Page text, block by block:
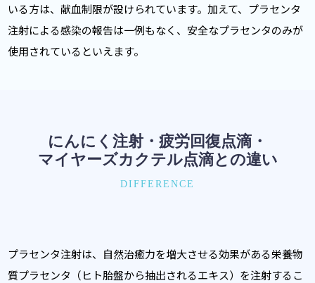
いる方は、献血制限が設けられています。加えて、プラセンタ
注射による感染の報告は一例もなく、安全なプラセンタのみが
使用されているといえます。
にんにく注射・疲労回復点滴・
マイヤーズカクテル点滴との違い
DIFFERENCE
プラセンタ注射は、自然治癒力を増大させる効果がある栄養物
質プラセンタ（ヒト胎盤から抽出されるエキス）を注射するこ